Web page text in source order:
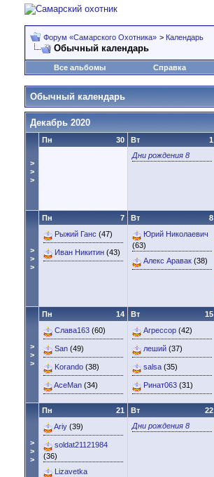
Форум «Самарского Охотника» > Календарь
Обычный календарь
Все альбомы Справка
Обычный календарь
Декабрь 2020
>
>
>
30
Пн 1
Вт
Дни рождения 8
>
>
>
7
Пн
Рыжий Ганс (47)
Иван Никитин (43)
8
Вт
Юрий Николаевич
(63)
Алекс Аравак (38)
>
>
>
14
Пн
Слава163 (60)
San (49)
Korando (38)
AceMan (34)
15
Вт
Агрессор (42)
леший (37)
salsa (35)
Ринат063 (31)
>
>
>
21
Пн
Ariy (39)
soldat21121984
(36)
Lizavetka
22
Вт
Дни рождения 8